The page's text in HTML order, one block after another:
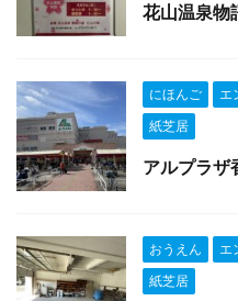
花山温泉物
にほんご エ
紙芝居
アルプラザ
おうえん エ
紙芝居